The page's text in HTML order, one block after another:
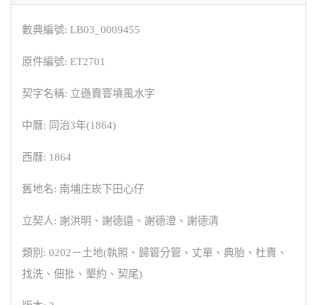
數典編號: LB03_0009455
原件編號: ET2701
契字名稱: 立遜賣窨墳風水字
中曆: 同治3年(1864)
西曆: 1864
舊地名: 南埔庄崁下田心仔
立契人: 謝洪明、謝德遠、謝德澄、謝德清
類別: 0202－土地(執照、歸管分管、丈單、典胎、杜賣、
找洗、佃批、墾約、契尾)